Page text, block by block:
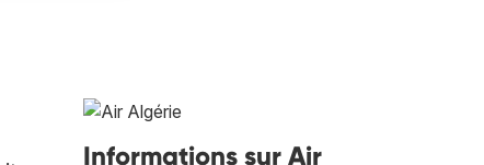
Informations sur Air